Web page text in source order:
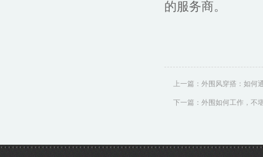
的服务商。
上一篇： 外围风穿搭：如何
下一篇： 外围如何工作，不